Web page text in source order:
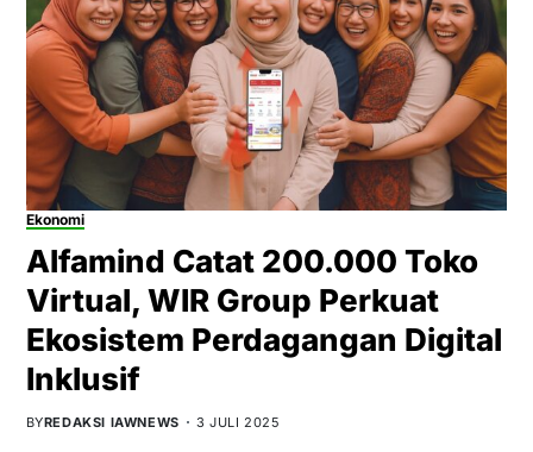
Ekonomi
Alfamind Catat 200.000 Toko
Virtual, WIR Group Perkuat
Ekosistem Perdagangan Digital
Inklusif
BYREDAKSI IAWNEWS 3 JULI 2025